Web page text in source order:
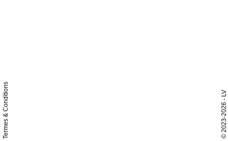
Termes & Conditions ©
2023-2026
- LV